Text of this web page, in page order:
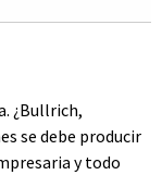
¿Bullrich,
se debe producir
y todo